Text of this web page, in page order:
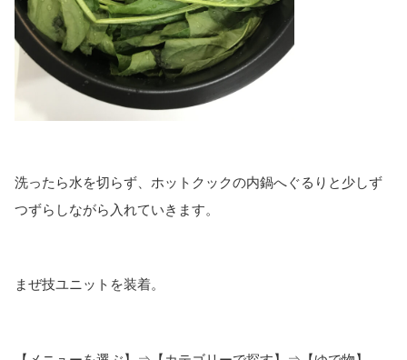
洗ったら水を切らず、ホットクックの内鍋へぐるりと少しず
つずらしながら入れていきます。
まぜ技ユニットを装着。